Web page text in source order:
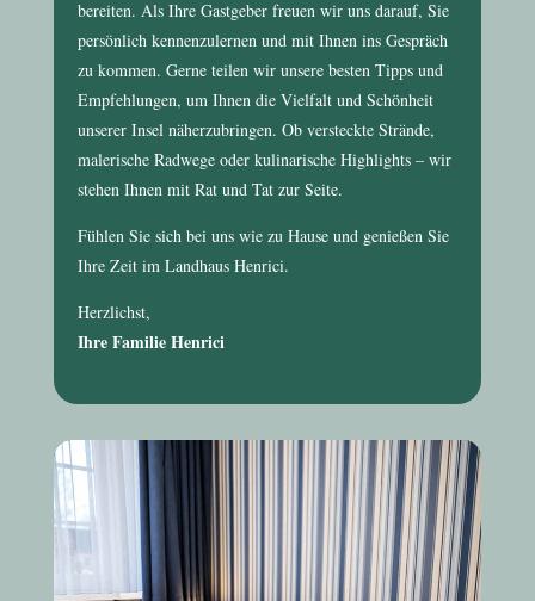
bereiten. Als Ihre Gastgeber freuen wir uns darauf, Sie
persönlich kennenzulernen und mit Ihnen ins Gespräch
zu kommen. Gerne teilen wir unsere besten Tipps und
Empfehlungen, um Ihnen die Vielfalt und Schönheit
unserer Insel näherzubringen. Ob versteckte Strände,
malerische Radwege oder kulinarische Highlights – wir
stehen Ihnen mit Rat und Tat zur Seite.
Fühlen Sie sich bei uns wie zu Hause und genießen Sie
Ihre Zeit im Landhaus Henrici.
Herzlichst,
Ihre Familie Henrici